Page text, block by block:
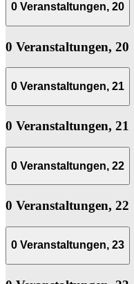
0 Veranstaltungen, 20
0 Veranstaltungen, 20
0 Veranstaltungen, 21
0 Veranstaltungen, 21
0 Veranstaltungen, 22
0 Veranstaltungen, 22
0 Veranstaltungen, 23